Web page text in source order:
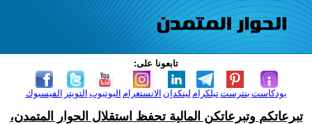
تابعونا على:
الفيسبوك التويتر اليوتيوب الانستغرام لينكدإن تيلكرامبنترست بودكاست
تبرعاتكم وتبرعاتكن المالية تحفظ استقلال الحوار المتمدن،